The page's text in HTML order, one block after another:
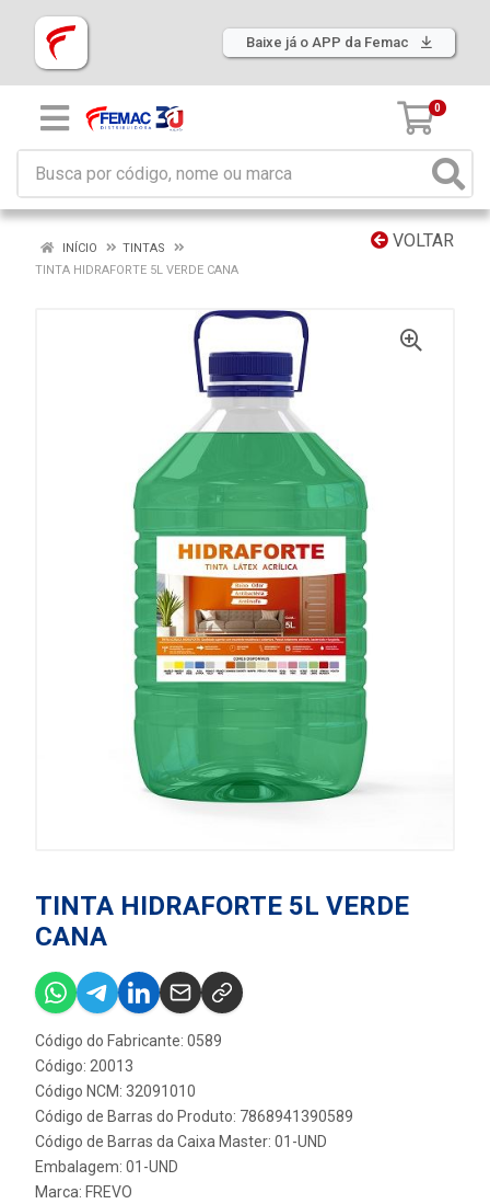
Baixe já o APP da Femac
0
VOLTAR
INÍCIO
TINTAS
TINTA HIDRAFORTE 5L VERDE CANA
TINTA HIDRAFORTE 5L VERDE
CANA
Código do Fabricante: 0589
Código: 20013
Código NCM: 32091010
Código de Barras do Produto: 7868941390589
Código de Barras da Caixa Master: 01-UND
Embalagem: 01-UND
Marca: FREVO